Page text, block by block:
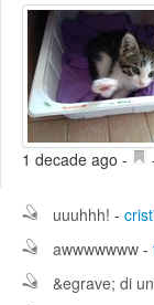
:LISTS
Edit
:ROOMS
Edit
Search
1 decade ago -
uuuhhh! -
awwwwwww -
&egrave; di